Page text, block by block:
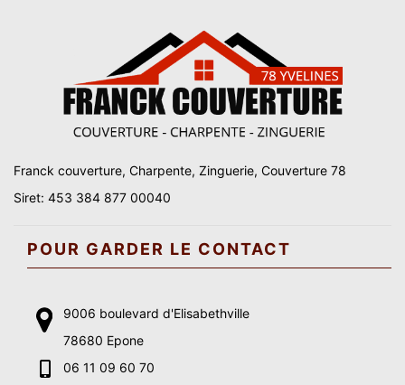
Franck couverture, Charpente, Zinguerie, Couverture 78
Siret: 453 384 877 00040
POUR GARDER LE CONTACT
9006 boulevard d'Elisabethville
78680 Epone
06 11 09 60 70